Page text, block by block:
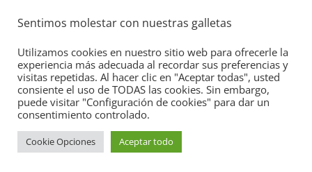
ESF 05: 50 años de
mospotter84 0
gasolina
2 de julio de 2021
Copyright © 2026Academia del Motor
reservados.
Sentimos molestar con nuestras galletas
Utilizamos cookies en nuestro sitio web para ofrecerle la
experiencia más adecuada al recordar sus preferencias y
visitas repetidas. Al hacer clic en "Aceptar todas", usted
consiente el uso de TODAS las cookies. Sin embargo,
puede visitar "Configuración de cookies" para dar un
consentimiento controlado.
Cookie Opciones Aceptar todo